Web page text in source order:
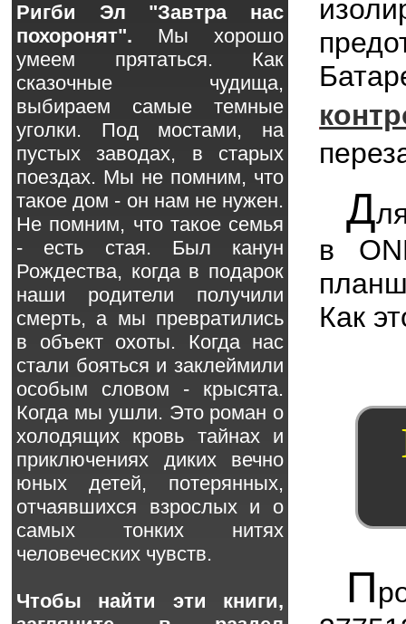
Д
в
Как
П
Ригби Эл "Завтра нас
похоронят". Мы хорошо
умеем прятаться. Как
сказочные чудища,
выбираем самые темные
уголки. Под мостами, на
пустых заводах, в старых
поездах. Мы не помним, что
такое дом - он нам не нужен.
Не помним, что такое семья
- есть стая. Был канун
Рождества, когда в подарок
наши родители получили
смерть, а мы превратились
в объект охоты. Когда нас
стали бояться и заклеймили
особым словом - крысята.
Когда мы ушли. Это роман о
холодящих кровь тайнах и
приключениях диких вечно
юных детей, потерянных,
отчаявшихся взрослых и о
самых тонких нитях
человеческих чувств.
Чтобы найти эти книги,